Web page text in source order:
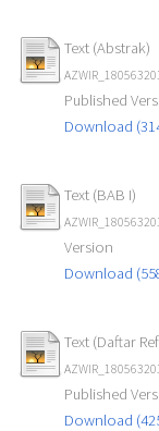
Text (Abstrak)
Published
Download
Text (BAB I)
Version
Download
Text (Daftar
Published
Download